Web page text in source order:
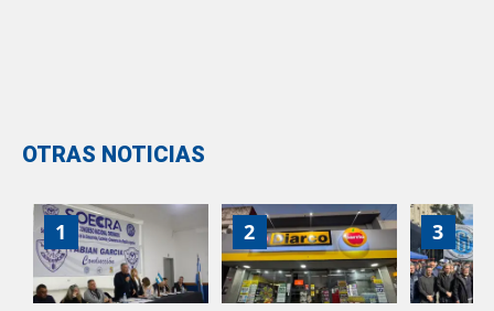
OTRAS NOTICIAS
1 2 3